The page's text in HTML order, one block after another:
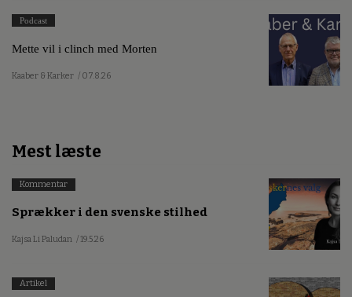
Podcast
Mette vil i clinch med Morten
Kaaber & Karker / 07.8.26
Mest læste
Kommentar
Sprækker i den svenske stilhed
Kajsa Li Paludan / 19.5.26
Artikel